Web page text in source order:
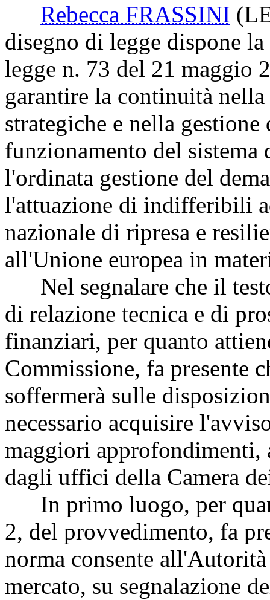
Rebecca FRASSINI
disegno di legge dispone
legge n. 73 del 21 maggio
garantire la continuità
strategiche e nella
funzionamento del
l'ordinata gestione del
l'attuazione di indifferibili
nazionale di ripresa e
all'Unione europea in
Nel segnalare che il
di relazione tecnica e di
finanziari, per quanto
Commissione, fa presente
soffermerà sulle
necessario acquisire
maggiori approfondimenti,
dagli uffici della Camera
In primo luogo, per
2, del provvedimento, fa
norma consente
mercato, su segnalazione